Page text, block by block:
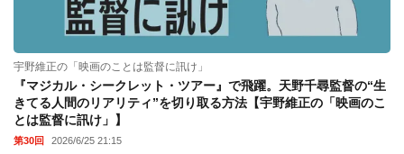
宇野維正の「映画のことは監督に訊け」
『マジカル・シークレット・ツアー』で飛躍。天野千尋監督の“生
きてる人間のリアリティ”を切り取る方法【宇野維正の「映画のこ
とは監督に訊け」】
第30回 2026/6/25 21:15